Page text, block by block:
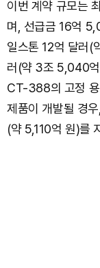
이번 계약 규모는
며, 선급금 16억
일스톤 12억 달러(
러(약 3조 5,040억
CT-388의 고정 용
제품이 개발될 경
(약 5,110억 원)를